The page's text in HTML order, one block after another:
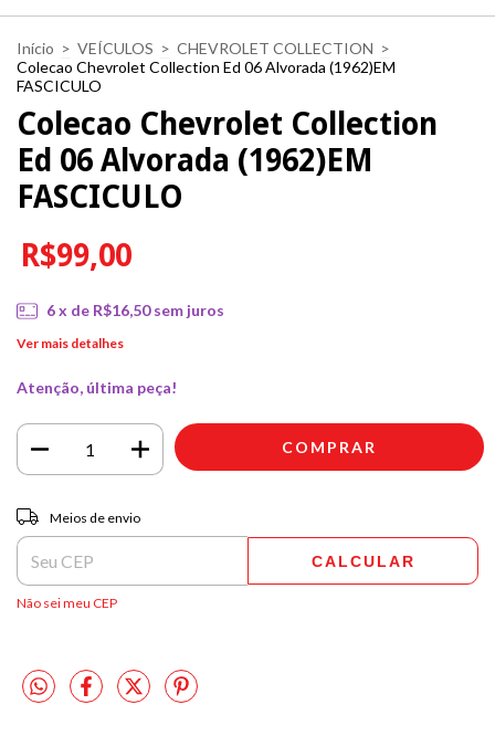
Início > VEÍCULOS > CHEVROLET COLLECTION >
Colecao Chevrolet Collection Ed 06 Alvorada (1962)EM
FASCICULO
Colecao Chevrolet Collection
Ed 06 Alvorada (1962)EM
FASCICULO
R$99,00
6x de R$16,50 sem juros
Ver mais detalhes
Atenção, última peça!
Entregas para o CEP:
Meios de envio
CALCULAR
Não sei meu CEP